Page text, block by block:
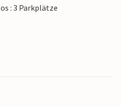
: 3 Parkplätze